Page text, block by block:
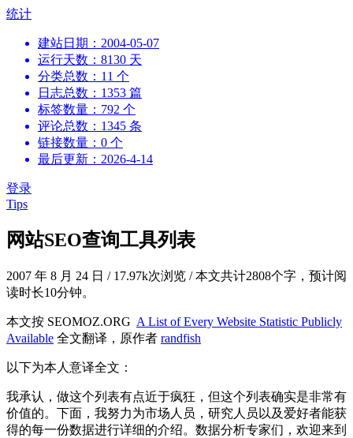
跳
统计
建站日期：2004-05-07
运行天数：8130 天
分类总数：11 个
日志总数：1353 篇
标签数量：792 个
评论总数：1345 条
链接数量：0 个
最后更新：2026-4-14
登录
Tips
网站SEO查询工具列表
2007 年 8 月 24 日 /17.97k次浏览 /本文共计2808个字，预计阅
读时长10分钟。
本文按 SEOMOZ.ORG A List of Every Website Statistic Publicly
Available 全文翻译，原作者 randfish
以下为本人意译全文：
我承认，做这个列表有点近于疯狂，但这个列表确实是非常有
价值的。下面，我努力为市场人员，研究人员以及爱好者能获
得的每一份数据进行详细的介绍。数据分析专家们，欢迎来到